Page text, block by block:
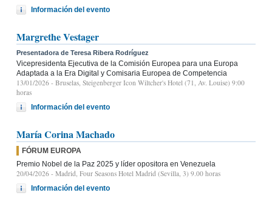
Información del evento
Margrethe Vestager
Presentadora de Teresa Ribera Rodríguez
Vicepresidenta Ejecutiva de la Comisión Europea para una Europa
Adaptada a la Era Digital y Comisaria Europea de Competencia
13/01/2026 - Bruselas, Steigenberger Icon Wiltcher's Hotel (71, Av. Louise) 9:00
horas
Información del evento
María Corina Machado
FÓRUM EUROPA
Premio Nobel de la Paz 2025 y líder opositora en Venezuela
20/04/2026 - Madrid, Four Seasons Hotel Madrid (Sevilla, 3) 9.00 horas
Información del evento